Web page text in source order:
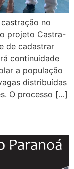
no
projeto Castra-
de cadastrar
continuidade
a população
distribuídas
O processo […]